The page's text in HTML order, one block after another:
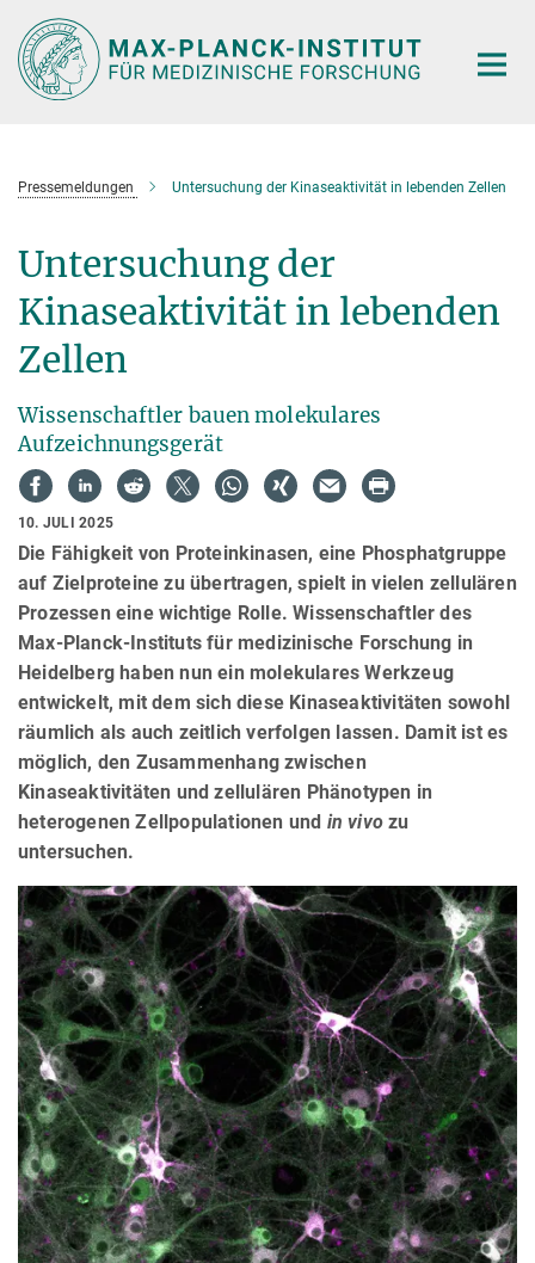
Hauptinhalt
Pressemeldungen Untersuchung der Kinaseaktivität in lebenden Zellen
Untersuchung der
Kinaseaktivität in lebenden
Zellen
Wissenschaftler bauen molekulares
Aufzeichnungsgerät
10. JULI 2025
Die Fähigkeit von Proteinkinasen, eine Phosphatgruppe
auf Zielproteine zu übertragen, spielt in vielen zellulären
Prozessen eine wichtige Rolle. Wissenschaftler des
Max-Planck-Instituts für medizinische Forschung in
Heidelberg haben nun ein molekulares Werkzeug
entwickelt, mit dem sich diese Kinaseaktivitäten sowohl
räumlich als auch zeitlich verfolgen lassen. Damit ist es
möglich, den Zusammenhang zwischen
Kinaseaktivitäten und zellulären Phänotypen in
heterogenen Zellpopulationen und in vivo zu
untersuchen.